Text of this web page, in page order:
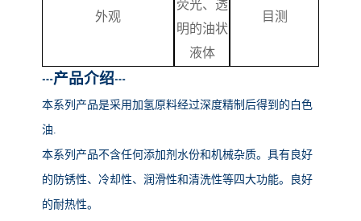
外观
荧光、透
明的油状
液体
目测
┅产品介绍┅
本系列产品是采用加氢原料经过深度精制后得到的白色
油.
本系列产品不含任何添加剂水份和机械杂质。具有良好
的防锈性、冷却性、润滑性和清洗性等四大功能。良好
的耐热性。